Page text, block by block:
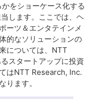
をショーケース化する
します。ここでは、ヘ
ーツ＆エンタテインメ
的なソリューションの
については、NTT
スタートアップに投資
はNTT Research, Inc.
ります。